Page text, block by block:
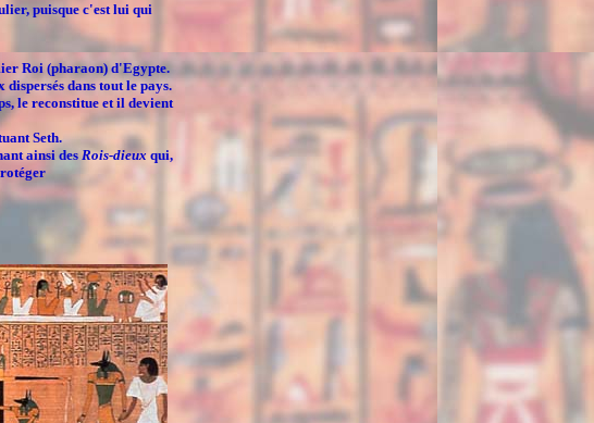
puisque c'est lui qui
Roi (pharaon) d'Egypte.
dispersés dans tout le pays.
le reconstitue et il devient
Seth.
ainsi desRois-dieux qui,